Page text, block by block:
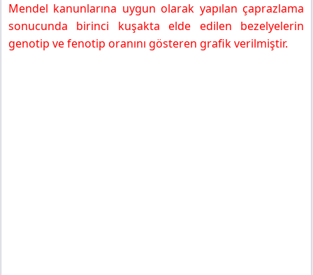
Mendel kanunlarına uygun olarak yapılan çaprazlama
sonucunda birinci kuşakta elde edilen bezelyelerin
genotip ve fenotip oranını gösteren grafik verilmiştir.